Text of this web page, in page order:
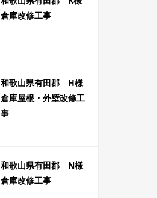
倉庫改修工事
和歌山県有田郡 H様
倉庫屋根・外壁改修工
事
和歌山県有田郡 N様
倉庫改修工事